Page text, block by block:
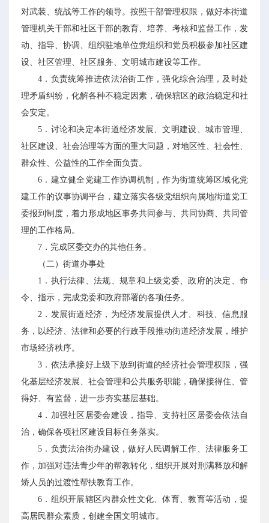
对武装、统战等工作的领导。按照干部管理权限，做好本街道
管理机关干部和社区干部的教育、培养、考核和监督工作，发
动、指导、协调、组织驻地单位党组织和党员积极参加社区建
设、社区管理、社区服务、文明城市建设等工作。
4．负责统筹推进依法治街工作，强化综合治理，及时处
理矛盾纠纷，化解各种不稳定因素，确保辖区的政治稳定和社
会安定。
5．讨论和决定本街道经济发展、文明建设、城市管理、
社区建设、社会治理等方面的重大问题，对地区性、社会性、
群众性、公益性的工作全面负责。
6．建立健全党建工作协调机制，作为街道统筹区域化党
建工作的议事协调平台，建立落实各级党组织向属地街道党工
委报到制度，着力形成地区事务共同参与、共同协商、共同管
理的工作格局。
7．完成区委交办的其他任务。
（二）街道办事处
1．执行法律、法规、规章和上级党委、政府的决定、命
令、指示，完成党委和政府部署的各项任务。
2．发展街道经济，为经济发展提供人才、科技、信息服
务，以经济、法律和必要的行政手段推动街道经济发展，维护
市场经济秩序。
3．依法承接好上级下放到街道的经济社会管理权限，强
化基层经济发展、社会管理和公共服务职能，确保接得住、管
得好、有监督，进一步夯实基层基础。
4．加强社区居委会建设，指导、支持社区居委会依法自
治，确保各项社区建设目标任务落实。
5．负责法治街办建设，做好人民调解工作、法律服务工
作，加强对违法青少年的帮教转化，组织开展对刑满释放和解
矫人员的过渡性帮扶教育工作。
6．组织开展辖区内群众性文化、体育、教育等活动，提
高居民群众素质，创建全国文明城市。